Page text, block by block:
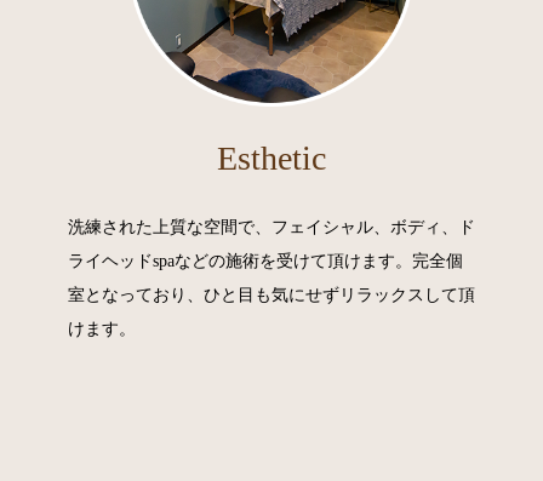
Esthetic
洗練された上質な空間で、フェイシャル、ボディ、ド
ライヘッドspaなどの施術を受けて頂けます。完全個
室となっており、ひと目も気にせずリラックスして頂
けます。